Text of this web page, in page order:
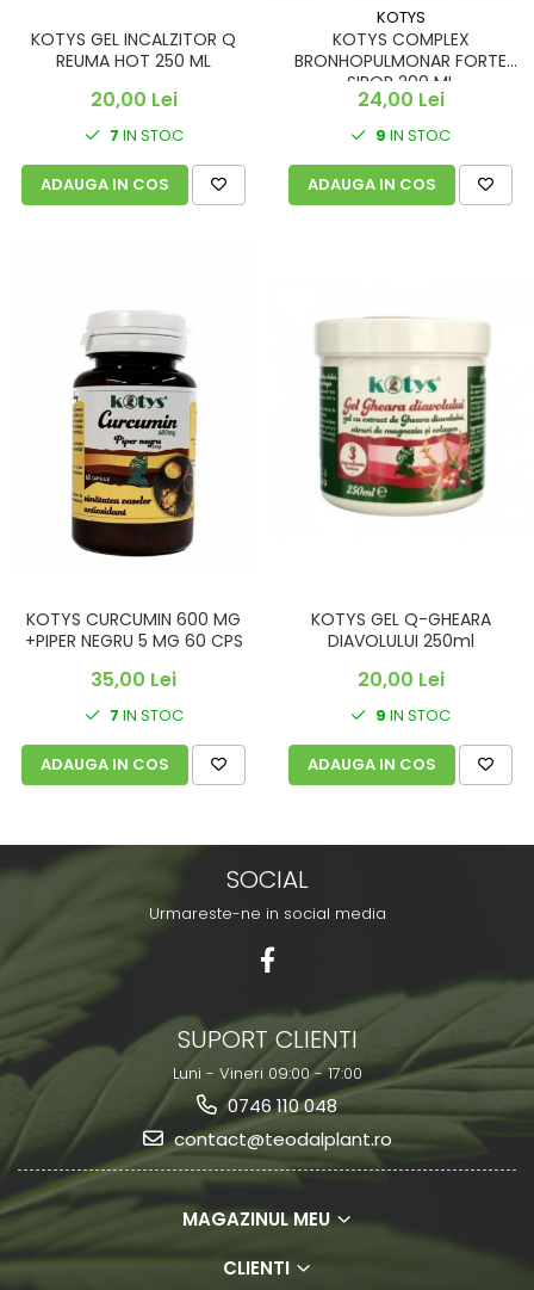
KOTYS GEL INCALZITOR Q
REUMA HOT 250 ML
20,00 Lei
7 IN STOC
ADAUGA IN COS
KOTYS
KOTYS COMPLEX
BRONHOPULMONAR FORTE
SIROP 200 ML
24,00 Lei
9 IN STOC
ADAUGA IN COS
KOTYS CURCUMIN 600 MG
+PIPER NEGRU 5 MG 60 CPS
35,00 Lei
7 IN STOC
ADAUGA IN COS
KOTYS GEL Q-GHEARA
DIAVOLULUI 250ml
20,00 Lei
9 IN STOC
ADAUGA IN COS
SOCIAL
Urmareste-ne in social media
SUPORT CLIENTI
Luni - Vineri 09:00 - 17:00
0746 110 048
contact@teodalplant.ro
MAGAZINUL MEU
CLIENTI